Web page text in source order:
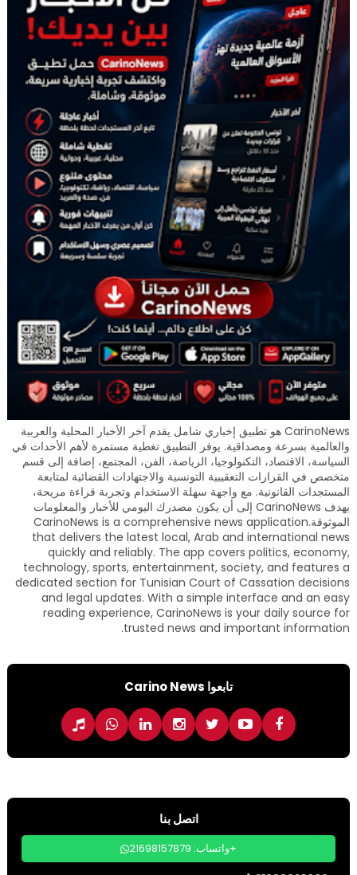
CarinoNews هو تطبيق إخباري شامل يقدم آخر الأخبار المحلية والعربية
والعالمية بسرعة ومصداقية. يوفر التطبيق تغطية مستمرة لأهم الأحداث في
السياسة، الاقتصاد، التكنولوجيا، الرياضة، الفن، المجتمع، إضافة إلى قسم
متخصص في القرارات التعقيبية التونسية والاجتهادات القضائية لمتابعة
المستجدات القانونية. مع واجهة سهلة الاستخدام وتجربة قراءة مريحة،
يهدف CarinoNews إلى أن يكون مصدرك اليومي للأخبار والمعلومات
الموثوقة.CarinoNews is a comprehensive news application
that delivers the latest local, Arab and international news
quickly and reliably. The app covers politics, economy,
technology, sports, entertainment, society, and features a
dedicated section for Tunisian Court of Cassation decisions
and legal updates. With a simple interface and an easy
reading experience, CarinoNews is your daily source for
trusted news and important information.
تابعوا Carino News
اتصل بنا
واتساب: 21698157879+